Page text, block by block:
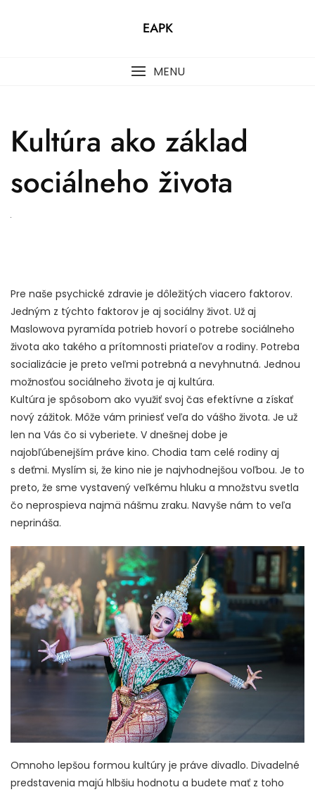
EAPK
MENU
Kultúra ako základ
sociálneho života
Pre naše psychické zdravie je dôležitých viacero faktorov.
Jedným z týchto faktorov je aj sociálny život. Už aj
Maslowova pyramída potrieb hovorí o potrebe sociálneho
života ako takého a prítomnosti priateľov a rodiny. Potreba
socializácie je preto veľmi potrebná a nevyhnutná. Jednou
možnosťou sociálneho života je aj kultúra.
Kultúra je spôsobom ako využiť svoj čas efektívne a získať
nový zážitok. Môže vám priniesť veľa do vášho života. Je už
len na Vás čo si vyberiete. V dnešnej dobe je
najobľúbenejším práve kino. Chodia tam celé rodiny aj
s deťmi. Myslím si, že kino nie je najvhodnejšou voľbou. Je to
preto, že sme vystavený veľkému hluku a množstvu svetla
čo neprospieva najmä nášmu zraku. Navyše nám to veľa
neprináša.
Omnoho lepšou formou kultúry je práve divadlo. Divadelné
predstavenia majú hlbšiu hodnotu a budete mať z toho